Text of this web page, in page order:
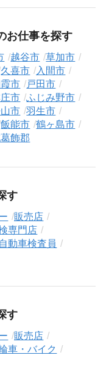
門のキャリアアドバ
条件交渉まで、転職
します。
人情報の中から、あ
られます。雇用形態
ト）や、勤務地、年
、寮・社宅あり
う方も、ぜひお気軽
お仕事を探す
越谷市
草加市
久喜市
入間市
市
戸田市
市
ふじみ野市
市
羽生市
飯能市
鶴ヶ島市
飾郡
す
販売店
専門店
自動車検査員
す
販売店
車・バイク